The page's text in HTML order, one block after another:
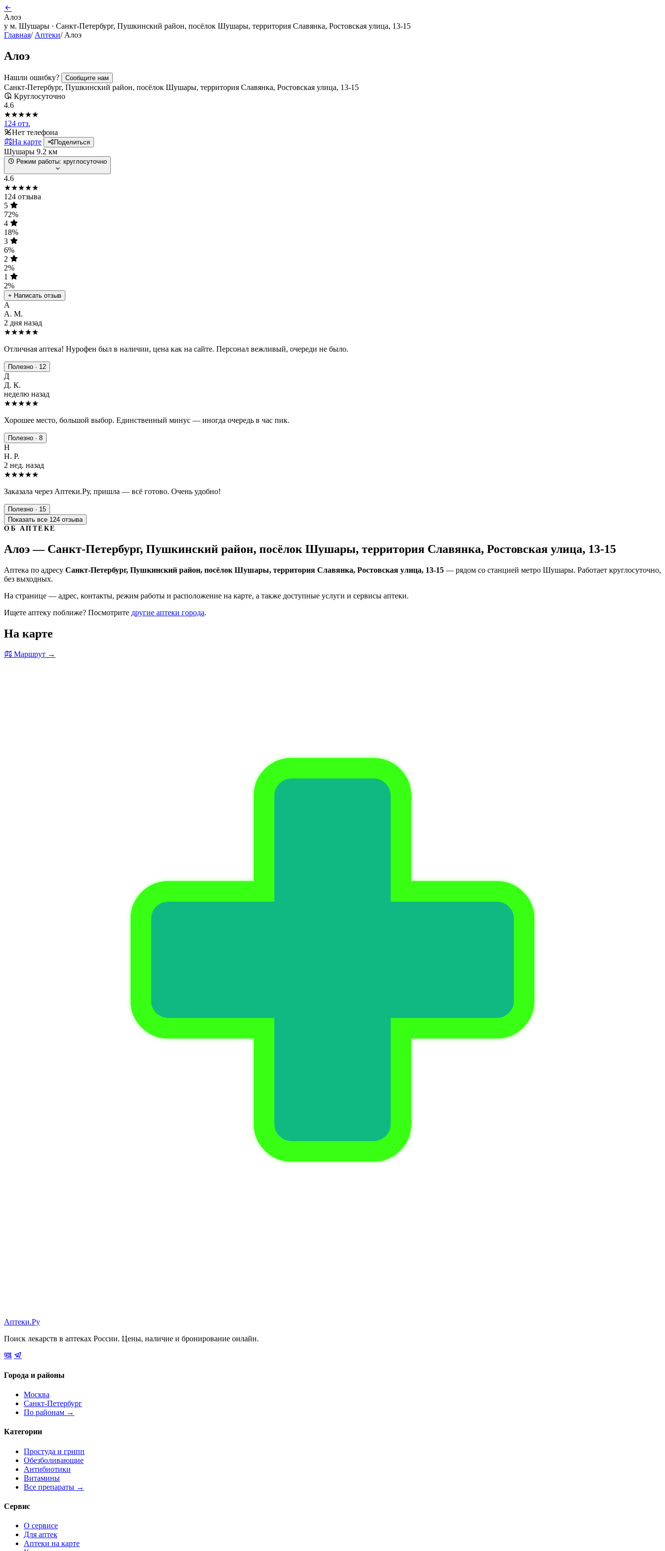
Алоэ
у м. Шушары · Санкт-Петербург, Пушкинский район, посёлок Шушары, территория Славянка, Ростовская улица, 13-15
Главная/ Аптеки/ Алоэ
Алоэ
Нашли ошибку? Сообщите нам
Санкт-Петербург, Пушкинский район, посёлок Шушары, территория Славянка, Ростовская улица, 13-15
Круглосуточно
4.6
★★★★★
124 отз.
Нет телефона
На карте
Поделиться
Шушары 9.2 км
Режим работы: круглосуточно
4.6
★★★★★
124 отзыва
5
72%
4
18%
3
6%
2
2%
1
2%
+ Написать отзыв
А
А. М.
2 дня назад
★★★★★
Отличная аптека! Нурофен был в наличии, цена как на сайте. Персонал вежливый, очереди не было.
Полезно · 12
Д
Д. К.
неделю назад
★★★★★
Хорошее место, большой выбор. Единственный минус — иногда очередь в час пик.
Полезно · 8
Н
Н. Р.
2 нед. назад
★★★★★
Заказала через Аптеки.Ру, пришла — всё готово. Очень удобно!
Полезно · 15
Показать все 124 отзыва
ОБ АПТЕКЕ
Алоэ — Санкт-Петербург, Пушкинский район, посёлок Шушары, территория Славянка, Ростовская улица, 13-15
Аптека по адресу Санкт-Петербург, Пушкинский район, посёлок Шушары, территория Славянка, Ростовская улица, 13-15 — рядом со станцией метро Шушары. Работает круглосуточно,
без выходных.
На странице — адрес, контакты, режим работы и расположение на карте, а также доступные услуги и сервисы аптеки.
Ищете аптеку поближе? Посмотрите другие аптеки города.
На карте
Маршрут →
Аптеки.Ру
Поиск лекарств в аптеках России. Цены, наличие и бронирование онлайн.
Города и районы
Москва
Санкт-Петербург
По районам →
Категории
Простуда и грипп
Обезболивающие
Антибиотики
Витамины
Все препараты →
Сервис
О сервисе
Для аптек
Аптеки на карте